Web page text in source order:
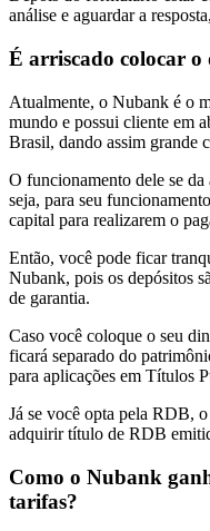
análise e aguardar a
É arriscado colocar
Atualmente, o Nubank é o
mundo e possui cliente em
Brasil, dando assim grande
O funcionamento dele se
seja, para seu
capital para realizarem o
Então, você pode ficar
Nubank, pois os depósitos
de garantia.
Caso você coloque o seu
ficará separado do
para aplicações em Títulos
Já se você opta pela RDB,
adquirir título de RDB
Como o Nubank
tarifas?